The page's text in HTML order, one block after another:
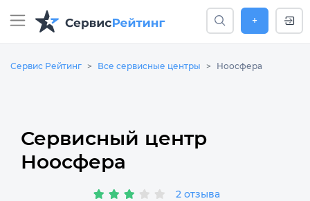
+
Сервис Рейтинг Все сервисные центры Ноосфера
Сервисный центр
Ноосфера
2 отзыва